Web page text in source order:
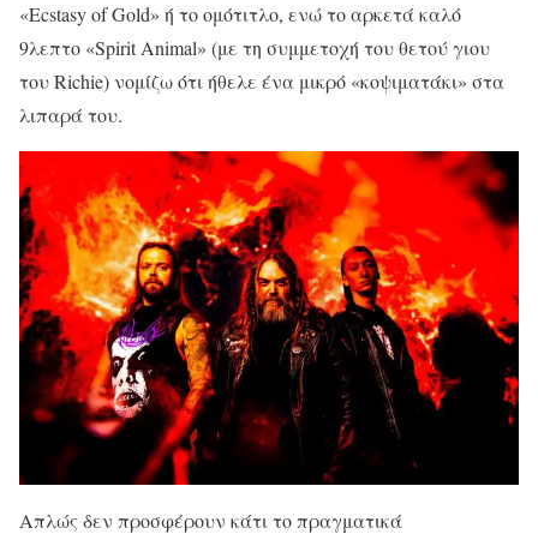
«Ecstasy of Gold» ή το ομότιτλο, ενώ το αρκετά καλό
9λεπτο «Spirit Animal» (με τη συμμετοχή του θετού γιου
του Richie) νομίζω ότι ήθελε ένα μικρό «κοψιματάκι» στα
λιπαρά του.
Απλώς δεν προσφέρουν κάτι το πραγματικά